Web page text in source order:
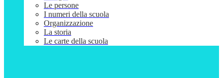
Le persone
I numeri della scuola
Organizzazione
La storia
Le carte della scuola